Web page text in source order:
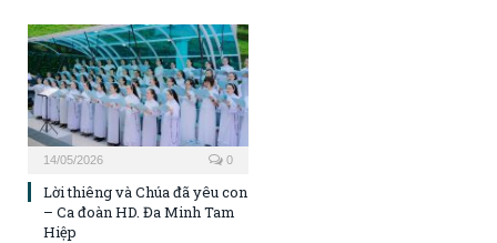
14/05/2026 0
Lời thiêng và Chúa đã yêu con
– Ca đoàn HD. Đa Minh Tam
Hiệp